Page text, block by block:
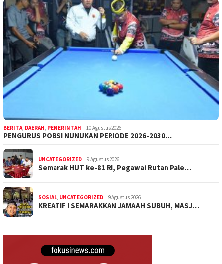
BERITA DAERAH PEMERINTAH 10 Agustus 2026
PENGURUS POBSI NUNUKAN PERIODE 2026-2030…
UNCATEGORIZED 9 Agustus 2026
Semarak HUT ke-81 RI, Pegawai Rutan Pale…
SOSIAL UNCATEGORIZED 9 Agustus 2026
KREATIF ! SEMARAKKAN JAMAAH SUBUH, MASJ…